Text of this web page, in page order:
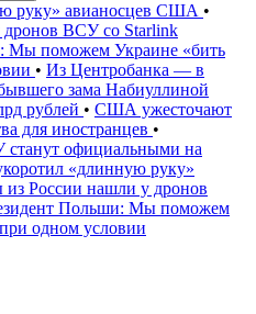
руку» авианосцев США •
ВСУ со Starlink
Мы поможем Украине «бить
• Из Центробанка — в
зама Набиуллиной
рублей • США ужесточают
для иностранцев •
официальными на
«длинную руку»
России нашли у дронов
Польши: Мы поможем
одном условии